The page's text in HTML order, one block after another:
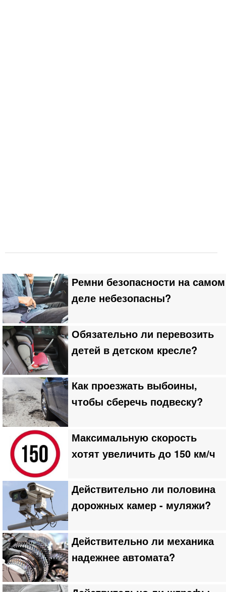
Ремни безопасности на самом
деле небезопасны?
Обязательно ли перевозить
детей в детском кресле?
Как проезжать выбоины,
чтобы сберечь подвеску?
Максимальную скорость
хотят увеличить до 150 км/ч
Действительно ли половина
дорожных камер - муляжи?
Действительно ли механика
надежнее автомата?